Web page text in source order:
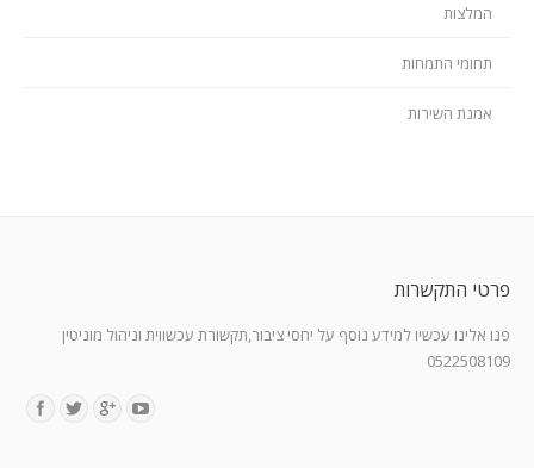
המלצות
תחומי התמחות
אמנת השירות
פרטי התקשרות
פנו אלינו עכשיו למידע נוסף על יחסי ציבור,תקשורת עכשווית וניהול מוניטין
0522508109